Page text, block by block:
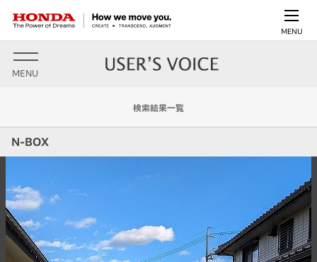
MENU
MENU
検索結果一覧
N-BOX